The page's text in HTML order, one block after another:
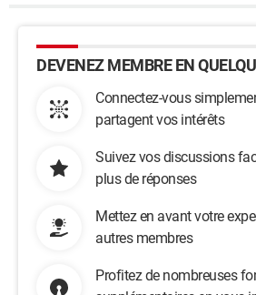
DEVENEZ MEMBRE EN
Connectez-vous
partagent vos intérêts
Suivez vos discussions
plus de réponses
Mettez en avant votre
autres membres
Profitez de nombreuses